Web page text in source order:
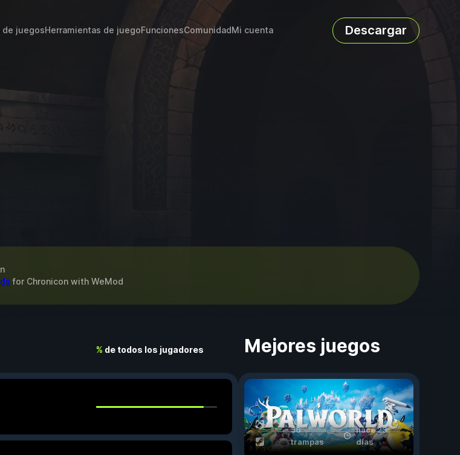
de juegosHerramientas de juegoFuncionesComunidadMi cuenta Descargar
for Chroniconwith WeMod
% de todos los jugadores Mejores juegos
56
trampas
hace 23
días